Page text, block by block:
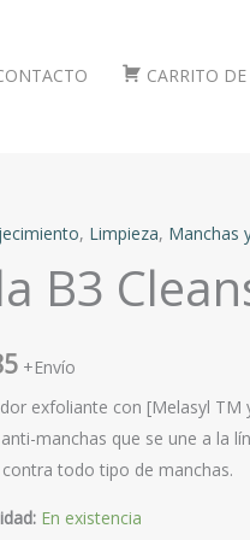
CARRITO
, Limpieza, Manchas
B3
+Envío
exfoliante con [Melasyl TM
manchas que se une a la
todo tipo de manchas.
En existencia